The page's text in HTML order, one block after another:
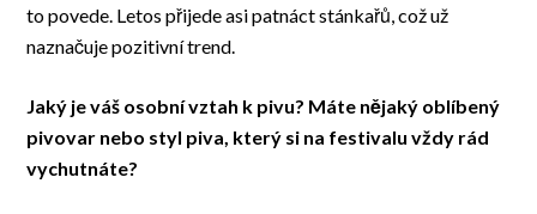
to povede. Letos přijede asi patnáct stánkařů, což už
naznačuje pozitivní trend.
Jaký je váš osobní vztah k pivu? Máte nějaký oblíbený
pivovar nebo styl piva, který si na festivalu vždy rád
vychutnáte?